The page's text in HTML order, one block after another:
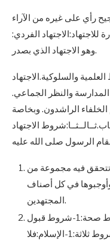
رأي على غيره من الآراء
الفردي:
وهو الاجتهاد الذي بصدر.
والسلوكية.الاجتهاد
والنظر الجماعي.
الراشدون. وبخاصة
الاجتهاد
تتحقق فيه مجموعة من
في كل أصناف
المجتهدين.
وقسموها إلى شروط قبول وشروط صحة:1-شروط قبول
الاجتهاد:لا يقبل اجتهاد من لم تتوفر فيه شروط ثلاثة:1-الإسلام:فلا